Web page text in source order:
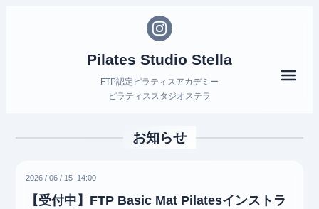
Pilates Studio Stella
FTP認定ピラティスアカデミー
ピラティススタジオステラ
お知らせ
2026 /06 / 15 14:00
【受付中】FTP Basic Mat Pilatesインストラ